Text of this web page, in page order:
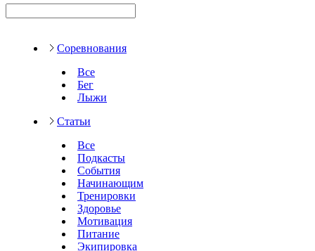
Соревнования
Все
Бег
Лыжи
Статьи
Все
Подкасты
События
Начинающим
Тренировки
Здоровье
Мотивация
Питание
Экипировка